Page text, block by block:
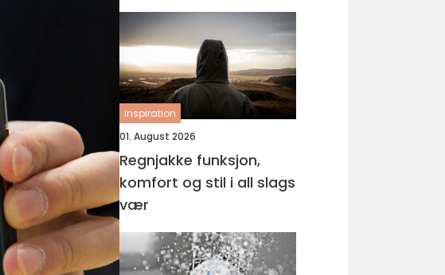
inspiration
01. August 2026
Regnjakke funksjon,
komfort og stil i all slags
vær